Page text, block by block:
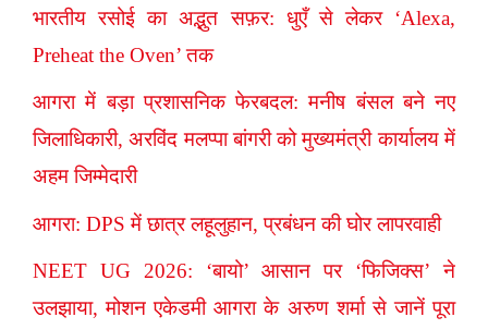
भारतीय रसोई का अद्भुत सफ़र: धुएँ से लेकर ‘Alexa,
Preheat the Oven’ तक
आगरा में बड़ा प्रशासनिक फेरबदल: मनीष बंसल बने नए
जिलाधिकारी, अरविंद मलप्पा बांगरी को मुख्यमंत्री कार्यालय में
अहम जिम्मेदारी
आगरा: DPS में छात्र लहूलुहान, प्रबंधन की घोर लापरवाही
NEET UG 2026: ‘बायो’ आसान पर ‘फिजिक्स’ ने
उलझाया, मोशन एकेडमी आगरा के अरुण शर्मा से जानें पूरा